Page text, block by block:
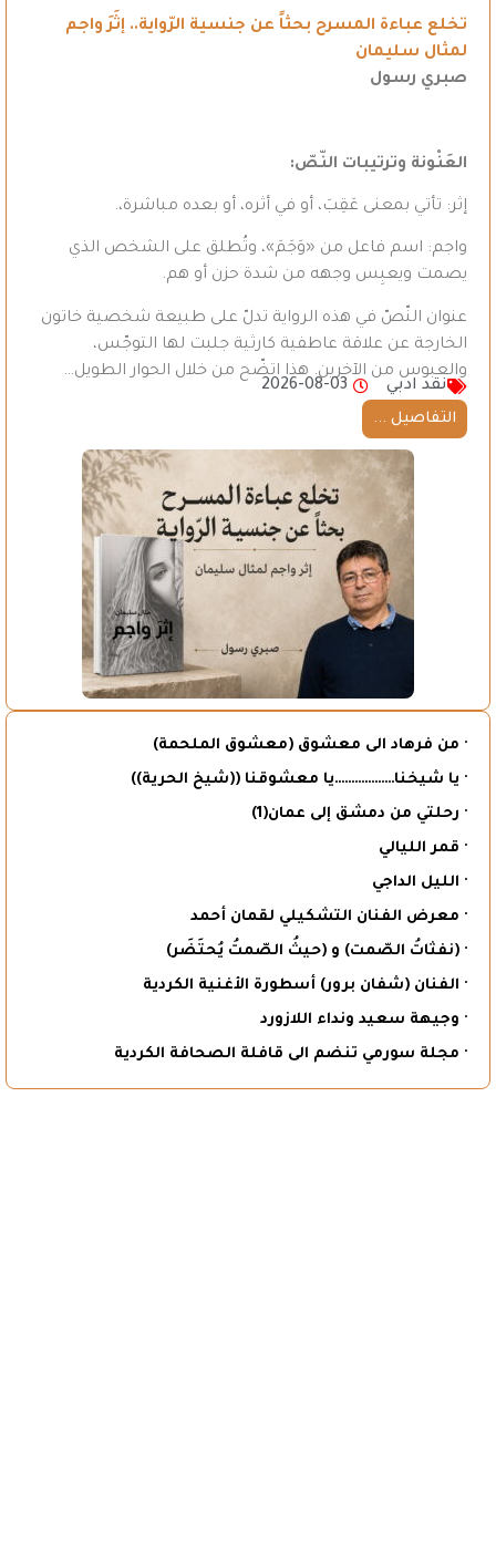
تخلع عباءة المسرح بحثاً عن جنسية الرّواية.. إثَرَ واجم
لمثال سليمان
صبري رسول
العَنْونة وترتيبات النّصّ:
إثر: تأتي بمعنى عَقِبَ، أو في أثره، أو بعده مباشرة،.
واجم: اسم فاعل من «وَجَمَ»، وتُطلق على الشخص الذي
يصمت ويعبِس وجهه من شدة حزن أو هم.
عنوان النّصّ في هذه الرواية تدلّ على طبيعة شخصية خاتون
الخارجة عن علاقة عاطفية كارثية جلبت لها التوجّس،
والعبوس من الآخرين. هذا اتضّح من خلال الحوار الطويل…
نقد ادبي
2026-08-03
التفاصيل ...
· من فرهاد الى معشوق (معشوق الملحمة)
· يا شيخنا………………يا معشوقنا ((شيخ الحرية))
· رحلتي من دمشق إلى عمان(1)
· قمر الليالي
· الليل الداجي
· معرض الفنان التشكيلي لقمان أحمد
· (نفثاتُ الصّمت) و (حيثُ الصّمتُ يُحتَضَر)
· الفنان (شفان برور) أسطورة الأغنية الكردية
· وجيهة سعيد ونداء اللازورد
· مجلة سورمي تنضم الى قافلة الصحافة الكردية